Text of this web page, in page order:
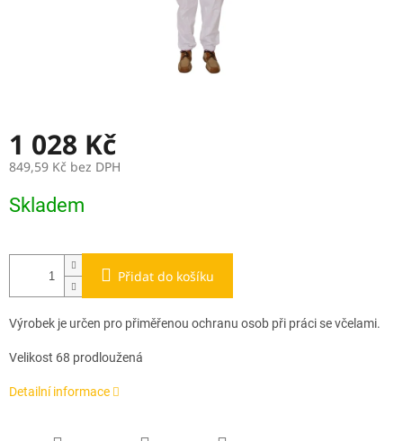
1 028 Kč
849,59 Kč bez DPH
cena:
Skladem
Přidat do košíku
Výrobek je určen pro přiměřenou ochranu osob při práci se včelami.
Velikost 68 prodloužená
Detailní informace